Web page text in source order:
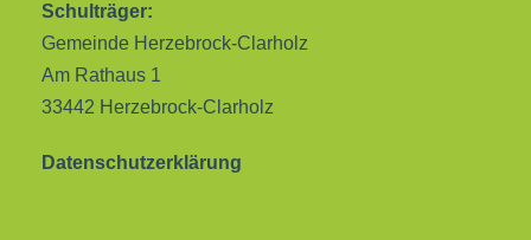
Schulträger:
Gemeinde Herzebrock-Clarholz
Am Rathaus 1
33442 Herzebrock-Clarholz
Datenschutzerklärung